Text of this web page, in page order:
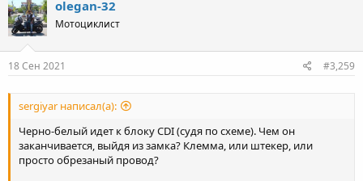
t
i
o
n
s
olegan-32
Мотоциклист
18 Сен 2021 #3,259
sergiyar написал(а):
Черно-белый идет к блоку CDI (судя по схеме). Чем он
заканчивается, выйдя из замка? Клемма, или штекер, или
просто обрезаный провод?